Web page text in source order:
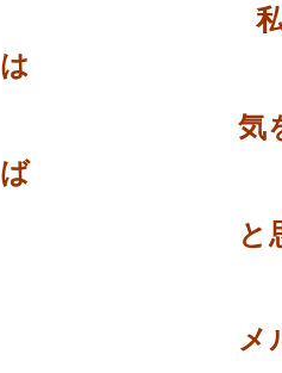
は
気を遣ってき
ば
と思って私の
メルマガ「